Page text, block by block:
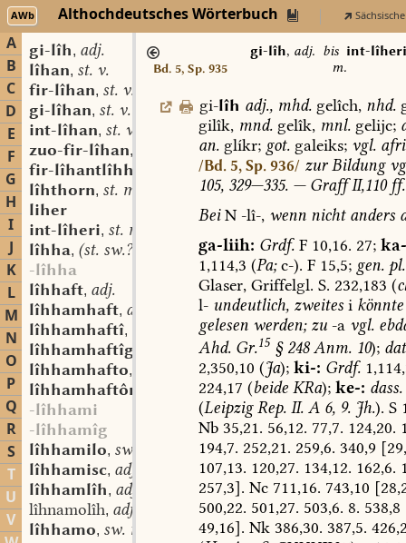
AWb Althochdeutsches Wörterbuch
A
B
C
D
E
F
G
H
I
J
K
L
M
N
O
P
Q
R
S
T
U
V
gi-lîh, adj.
lîhan, st. v.
fir-lîhan, st. v.
gi-lîhan, st. v.
int-lîhan, st. v.
zuo-fir-lîhan,
fir-lîhantlîhho
lîhthorn, st. m.
liher
int-lîheri, st. m.
lîhha, (st. sw.?) f.
-lîhha
lîhhaft, adj.
lîhhamhaft, adj.
lîhhamhaftî,
lîhhamhaftîg
lîhhamhafto,
lîhhamhaftôn
-lîhhami
-lîhhamîg
lîhhamilo, sw. m.
lîhhamisc, adj.
lîhhamlîh, adj.
lîhnamolîh, adj.
lîhhamo, sw. m.
Bd. 5, Sp. 935
gi-lîh, adj. bis int-lîheri
m.
gi-lîh adj., mhd. gelîch, nhd.
gilîk, mnd.gelîk, mnl.gelijc;
an.glíkr; got.galeiks; vgl.
/Bd. 5, Sp. 936/ zurBildung
105,329—335.—Graff II,110ff.
BeiN-lî-, wennnichtanders
ga-liih: Grdf.F10,16. 27;
1,114,3 (Pa; c-). F15,5; gen.pl.
Glaser,Griffelgl. S. 232,183 (
l- undeutlich,zweitesi könnte
gelesenwerden;zu-a vgl.
Ahd.Gr.15 §248Anm.10);
2,350,10 (Ja); ki-: Grdf.
224,17 (beideKRa); ke-: dass.
(LeipzigRep.II.A6,9.Jh.). S
Nb 35,21. 56,12. 77,7. 124,20.
194,7. 252,21. 259,6. 340,9
107,13. 120,27. 134,12. 162,6.
257,3]. Nc711,16. 743,10
500,22. 501,27. 503,6. 8. 538,8
49,16]. Nk386,30. 387,5.